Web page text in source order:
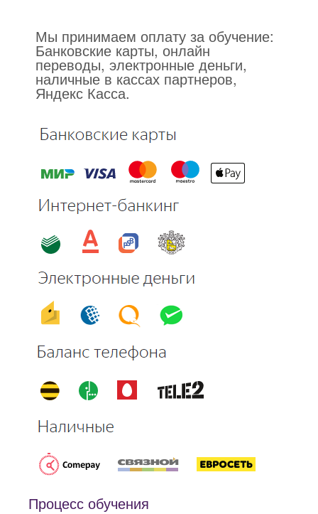
Мы принимаем оплату за обучение:
Банковские карты, онлайн
переводы, электронные деньги,
наличные в кассах партнеров,
Яндекс Касса.
Процесс обучения